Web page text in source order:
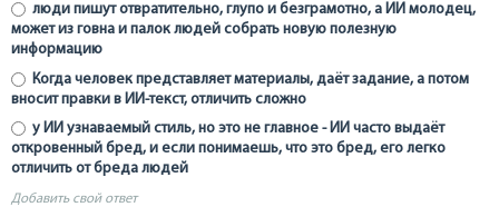
люди пишут отвратительно, глупо и безграмотно, а ИИ молодец,
может из говна и палок людей собрать новую полезную
информацию
Когда человек представляет материалы, даёт задание, а потом
вносит правки в ИИ-текст, отличить сложно
у ИИ узнаваемый стиль, но это не главное - ИИ часто выдаёт
откровенный бред, и если понимаешь, что это бред, его легко
отличить от бреда людей
Добавить свой ответ